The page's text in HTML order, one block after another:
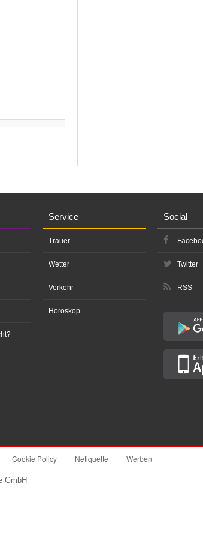
Service
Trauer
Wetter
Verkehr
Horoskop
Social
Twitter
RSS
Cookie Policy Netiquette Werben
GmbH